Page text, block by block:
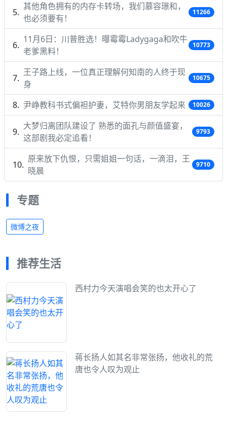
其他角色拥有的内存卡转场，我们慕容璟和，
也必须要有！
11266
11月6日：川普胜选！曝霉霉Ladygaga和吹牛
老爹黑料！
10773
王子路上线，一位真正理解何知南的人终于现
身
10675
尹峥教科书式偏袒护妻，艾特你男朋友学起来 10026
大梦归离团队建设了 熟悉的面孔与颜值盛宴，
这部剧我必定追看！
9793
原来放下仇恨，只需姐姐一句话，一滴泪，王
晓晨
9710
专题
微博之夜
推荐生活
西村力今天演唱会笑的也太开心了
蒋长扬人如其名非常张扬，他收礼的荒
唐也令人叹为观止